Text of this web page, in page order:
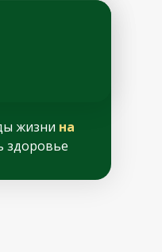
жизни на
здоровье